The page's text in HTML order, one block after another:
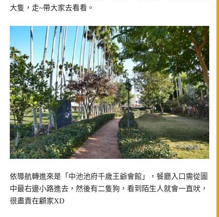
大隻，走~帶大家去看看。
依導航轉進來是「中池池府千歲王爺會館」，餐廳入口需從圖
中最右邊小路進去，然後有二隻狗，看到陌生人就會一直吠，
很盡責在顧家XD